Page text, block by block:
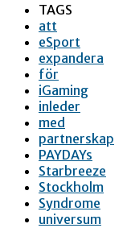
TAGS
att
eSport
expandera
för
iGaming
inleder
med
partnerskap
PAYDAYs
Starbreeze
Stockholm
Syndrome
universum